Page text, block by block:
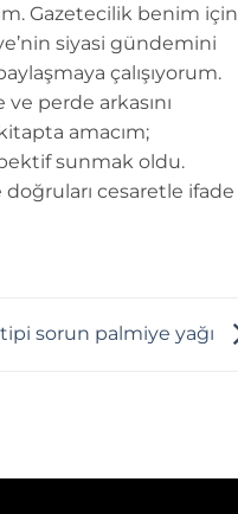
Gazetecilik benim için
siyasi gündemini
çalışıyorum.
perde arkasını
amacım;
sunmak oldu.
cesaretle ifade
sorun palmiye yağı